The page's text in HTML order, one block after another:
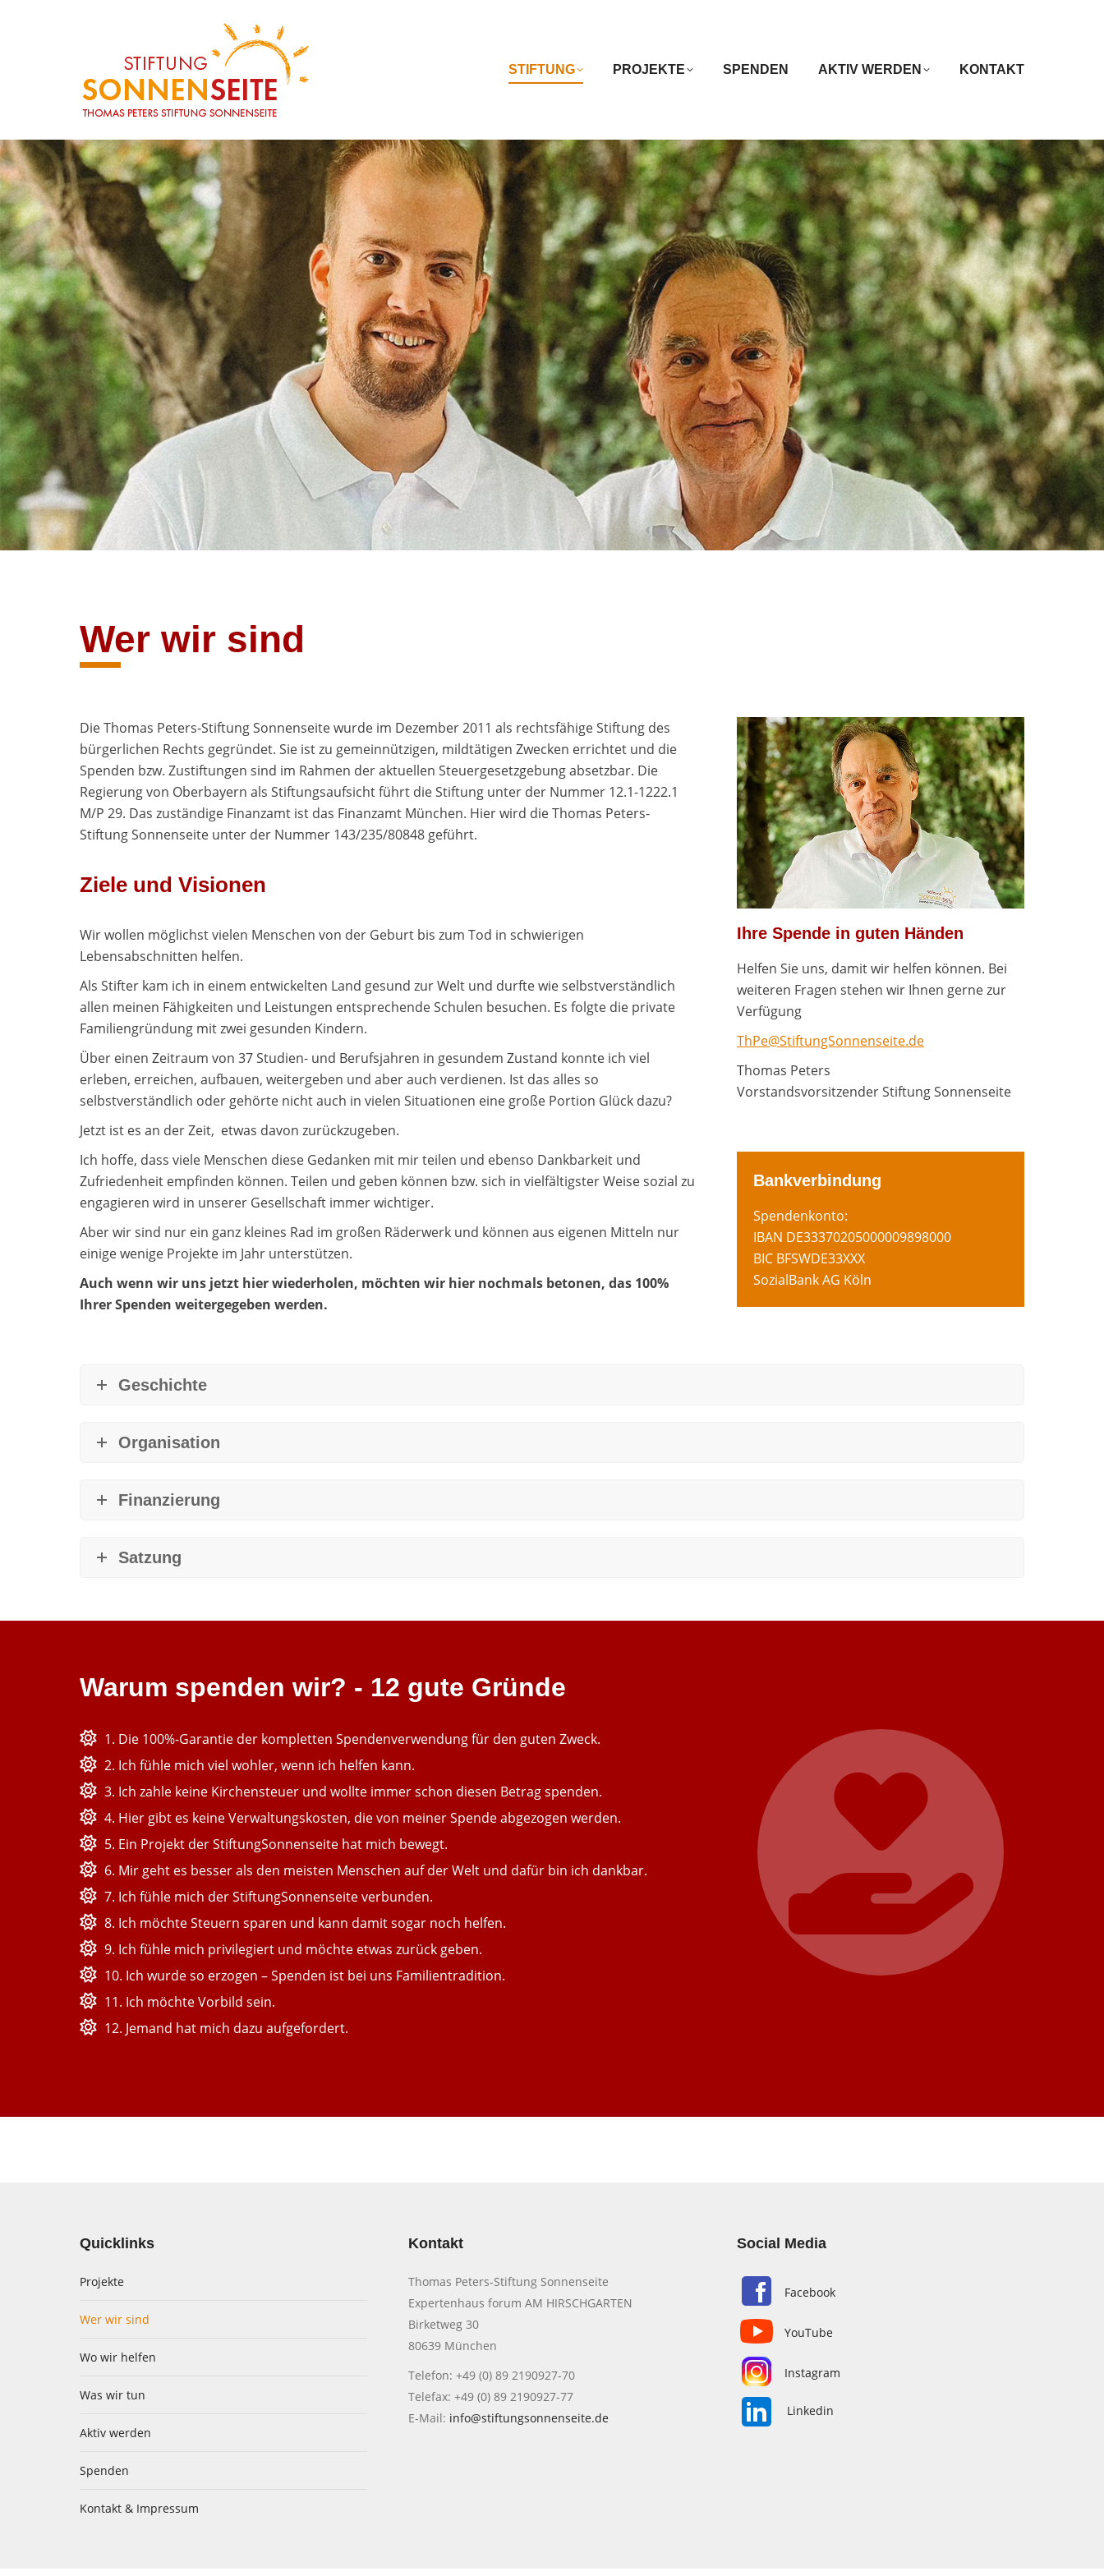
STIFTUNG PROJEKTE SPENDEN AKTIV WERDEN KONTAKT
Wer wir sind
Die Thomas Peters-Stiftung Sonnenseite wurde im Dezember 2011 als rechtsfähige Stiftung des
bürgerlichen Rechts gegründet. Sie ist zu gemeinnützigen, mildtätigen Zwecken errichtet und die
Spenden bzw. Zustiftungen sind im Rahmen der aktuellen Steuergesetzgebung absetzbar. Die
Regierung von Oberbayern als Stiftungsaufsicht führt die Stiftung unter der Nummer 12.1-1222.1
M/P 29. Das zuständige Finanzamt ist das Finanzamt München. Hier wird die Thomas Peters-
Stiftung Sonnenseite unter der Nummer 143/235/80848 geführt.
Ziele und Visionen
Wir wollen möglichst vielen Menschen von der Geburt bis zum Tod in schwierigen
Lebensabschnitten helfen.
Als Stifter kam ich in einem entwickelten Land gesund zur Welt und durfte wie selbstverständlich
allen meinen Fähigkeiten und Leistungen entsprechende Schulen besuchen. Es folgte die private
Familiengründung mit zwei gesunden Kindern.
Über einen Zeitraum von 37 Studien- und Berufsjahren in gesundem Zustand konnte ich viel
erleben, erreichen, aufbauen, weitergeben und aber auch verdienen. Ist das alles so
selbstverständlich oder gehörte nicht auch in vielen Situationen eine große Portion Glück dazu?
Jetzt ist es an der Zeit, etwas davon zurückzugeben.
Ich hoffe, dass viele Menschen diese Gedanken mit mir teilen und ebenso Dankbarkeit und
Zufriedenheit empfinden können. Teilen und geben können bzw. sich in vielfältigster Weise sozial zu
engagieren wird in unserer Gesellschaft immer wichtiger.
Aber wir sind nur ein ganz kleines Rad im großen Räderwerk und können aus eigenen Mitteln nur
einige wenige Projekte im Jahr unterstützen.
Auch wenn wir uns jetzt hier wiederholen, möchten wir hier nochmals betonen, das 100%
Ihrer Spenden weitergegeben werden.
Ihre Spende in guten Händen
Helfen Sie uns, damit wir helfen können. Bei
weiteren Fragen stehen wir Ihnen gerne zur
Verfügung
ThPe@StiftungSonnenseite.de
Thomas Peters
Vorstandsvorsitzender Stiftung Sonnenseite
Bankverbindung
Spendenkonto:
IBAN DE33370205000009898000
BIC BFSWDE33XXX
SozialBank AG Köln
Geschichte
Organisation
Finanzierung
Satzung
Warum spenden wir? - 12 gute Gründe
1. Die 100%-Garantie der kompletten Spendenverwendung für den guten Zweck.
2. Ich fühle mich viel wohler, wenn ich helfen kann.
3. Ich zahle keine Kirchensteuer und wollte immer schon diesen Betrag spenden.
4. Hier gibt es keine Verwaltungskosten, die von meiner Spende abgezogen werden.
5. Ein Projekt der StiftungSonnenseite hat mich bewegt.
6. Mir geht es besser als den meisten Menschen auf der Welt und dafür bin ich dankbar.
7. Ich fühle mich der StiftungSonnenseite verbunden.
8. Ich möchte Steuern sparen und kann damit sogar noch helfen.
9. Ich fühle mich privilegiert und möchte etwas zurück geben.
10. Ich wurde so erzogen – Spenden ist bei uns Familientradition.
11. Ich möchte Vorbild sein.
12. Jemand hat mich dazu aufgefordert.
Quicklinks
Projekte
Wer wir sind
Wo wir helfen
Was wir tun
Aktiv werden
Spenden
Kontakt & Impressum
Kontakt
Thomas Peters-Stiftung Sonnenseite
Expertenhaus forum AM HIRSCHGARTEN
Birketweg 30
80639 München
Telefon: +49 (0) 89 2190927-70
Telefax: +49 (0) 89 2190927-77
E-Mail: info@stiftungsonnenseite.de
Social Media
Facebook
YouTube
Instagram
Linkedin